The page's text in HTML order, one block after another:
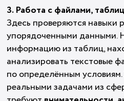
3. Работа с файлами,
Здесь проверяются навыки
упорядоченными данными.
информацию из таблиц,
анализировать текстовые
по определённым
реальными задачами из